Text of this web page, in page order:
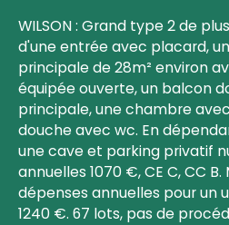
WILSON : Grand type 2 de
d'une entrée avec placard,
principale de 28m² environ
équipée ouverte, un balcon
principale, une chambre
douche avec wc. En
une cave et parking privatif
annuelles 1070 €, CE C, CC
dépenses annuelles pour un
1240 €. 67 lots, pas de